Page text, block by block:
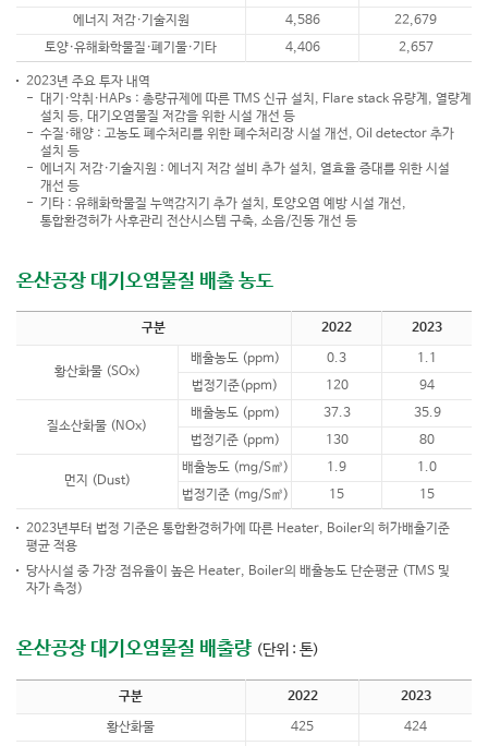
에너지 저감·기술지원
4,586
22,679
토양·유해화학물질·폐기물·기타
4,406 2,657
2023년 주요 투자 내역
대기·악취·HAPs
총량규제에 따른 TMS 신규 설치, Flare stack 유량계, 열량계
설치 등, 대기오염물질 저감을 위한 시설 개선 등
수질·해양
고농도 폐수처리를 위한 폐수처리장 시설 개선, Oil detector 추가
설치 등
에너지 저감·기술지원
에너지 저감 설비 추가 설치, 열효율 증대를 위한 시설
개선 등
기타
유해화학물질 누액감지기 추가 설치, 토양오염 예방 시설 개선,
통합환경허가 사후관리 전산시스템 구축, 소음/진동 개선 등
온산공장 대기오염물질 배출 농도
구분 2022 2023
황산화물 (SOx)
배출농도 (ppm) 0.3
1.1
법정기준(ppm)
120 94
질소산화물 (NOx)
배출농도 (ppm) 37.3
35.9
법정기준 (ppm)
130 80
먼지 (Dust)
배출농도 (mg/S㎥) 1.9
1.0
법정기준 (mg/S㎥)
15 15
2023년부터 법정 기준은 통합환경허가에 따른 Heater, Boiler의 허가배출기준
평균 적용
당사시설 중 가장 점유율이 높은 Heater, Boiler의 배출농도 단순평균 (TMS 및
자가 측정)
온산공장 대기오염물질 배출량 (단위 : 톤)
구분 2022 2023
황산화물 425
424